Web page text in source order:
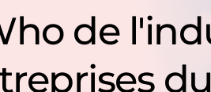
de